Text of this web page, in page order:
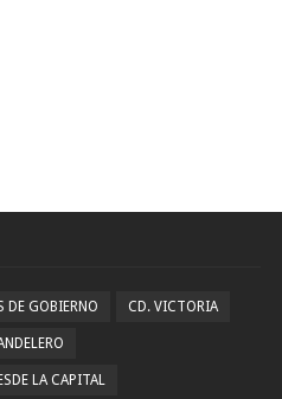
DE GOBIERNO CD. VICTORIA
LA CAPITAL